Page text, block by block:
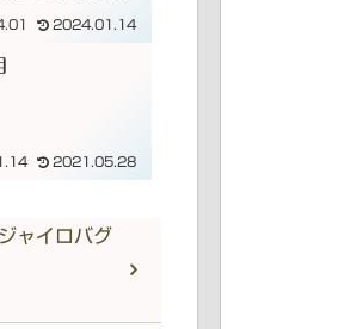
す！2024.01.14
2021.05.28
ャイロバグ